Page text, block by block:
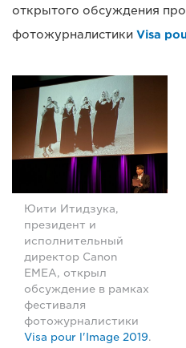
открытого обсуждения
фотожурналистики Visa
Юити Итидзука,
президент и
исполнительный
директор Canon
EMEA, открыл
обсуждение в рамках
фестиваля
фотожурналистики
Visa pour l'Image 2019.